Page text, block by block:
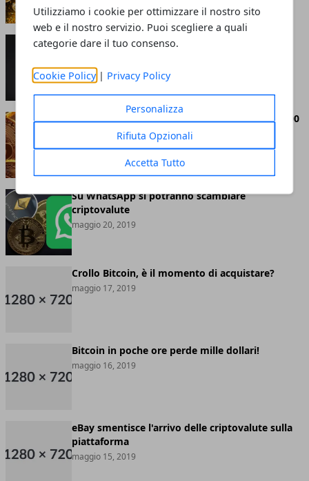
Utilizziamo i cookie per ottimizzare il nostro sito
web e il nostro servizio. Puoi scegliere a quali
categorie dare il tuo consenso.
Cookie Policy | Privacy Policy
Personalizza
Rifiuta Opzionali
Accetta Tutto
Perché le criptovalute sono smart: cosa attrae
giugno 05, 2020
Bitcoin abbandona definitivamente quota 8.000
maggio 20, 2019
Su WhatsApp si potranno scambiare
criptovalute
maggio 20, 2019
Crollo Bitcoin, è il momento di acquistare?
maggio 17, 2019
Bitcoin in poche ore perde mille dollari!
maggio 16, 2019
eBay smentisce l'arrivo delle criptovalute sulla
piattaforma
maggio 15, 2019